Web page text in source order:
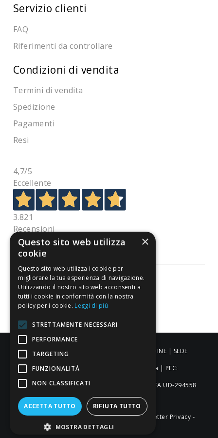
Servizio clienti
FAQ
Riferimenti da controllare
Condizioni di vendita
Termini di vendita
Spedizione
Pagamenti
Resi
4,7/5
Eccellente
3.821
Recensioni
Pagamenti sicuri
Credits-Privacy & Cookie Policy-Newsletter Privacy -
ALDIGIÙ S.R.L. | Via Cortazzis 15 33100 - UDINE | SEDE
OPERATIVA: Via del Progresso 3 - Padova | PEC:
aldigiusrl@pec.it | C.F. e P.IVA 02873920306 REA UD-294558
Capitale sociale: € 27.086,97
×
Questo sito web utilizza
cookie
Questo sito web utilizza i cookie per
migliorare la tua esperienza di navigazione.
Utilizzando il nostro sito web acconsenti a
tutti i cookie in conformità con la nostra
policy per i cookie. Leggi di più
STRETTAMENTE NECESSARI
PERFORMANCE
TARGETING
FUNZIONALITÀ
NON CLASSIFICATI
ACCETTA TUTTO RIFIUTA TUTTO
MOSTRA DETTAGLI